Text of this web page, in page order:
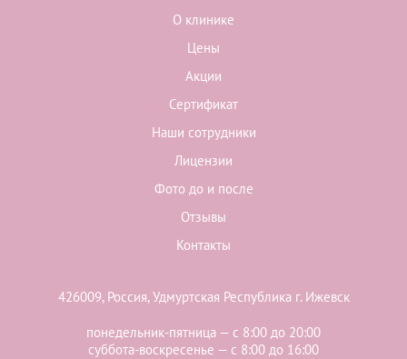
О клинике
Цены
Акции
Сертификат
Наши сотрудники
Лицензии
Фото до и после
Отзывы
Контакты
426009, Россия, Удмуртская Республика г. Ижевск
понедельник-пятница — с 8:00 до 20:00
суббота-воскресенье — с 8:00 до 16:00